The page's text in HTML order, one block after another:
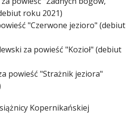
roku 2021)
"Czerwone jezioro" (debiut
za powieść "Kozioł" (debiut
powieść "Strażnik jeziora"
Kopernikańskiej